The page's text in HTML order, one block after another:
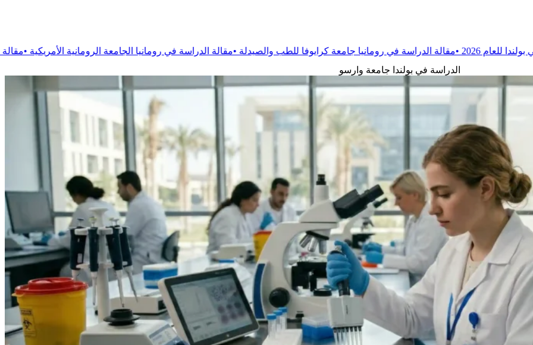
الدراسة في رومانيا جامعة كرايوفا للطب والصيدلة •مقالة الدراسة في رومانيا الجامعة الرومانية الأمريكية •مقالة الدراسة في رومانيا جامعة 1
الدراسة في بولندا جامعة وارسو